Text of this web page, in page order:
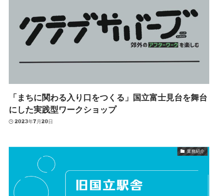
「まちに関わる入り口をつくる」国立富士見台を舞台
にした実践型ワークショップ
2023年7月20日
業務紹介